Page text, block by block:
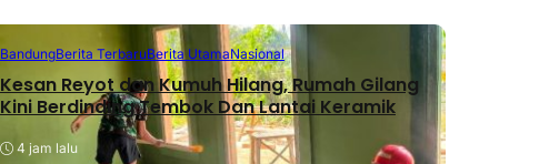
BandungBerita TerbaruBerita UtamaNasional
Kesan Reyot dan Kumuh Hilang, Rumah Gilang
Kini Berdinding Tembok Dan Lantai Keramik
4 jam lalu